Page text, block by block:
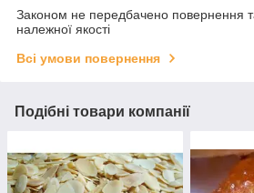
Законом не передбачено повернення
належної якості
Всі умови повернення
Подібні товари компанії